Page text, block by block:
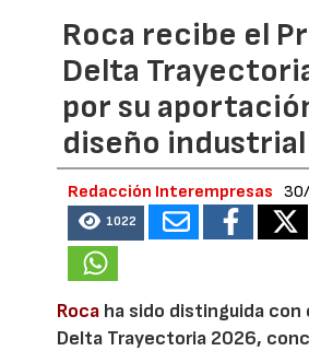
Roca recibe el
Delta
por su
diseño industrial
Redacción Interempresas
1022
Roca ha sido distinguida con
Delta Trayectoria 2026,